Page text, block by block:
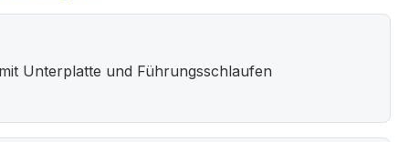
Unterplatte und Führungsschlaufen